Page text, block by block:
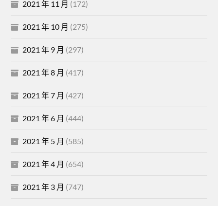
2021 年 11 月 (172)
2021 年 10 月 (275)
2021 年 9 月 (297)
2021 年 8 月 (417)
2021 年 7 月 (427)
2021 年 6 月 (444)
2021 年 5 月 (585)
2021 年 4 月 (654)
2021 年 3 月 (747)